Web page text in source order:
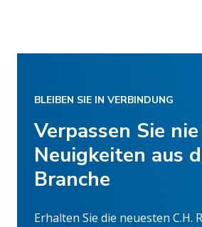
BLEIBEN SIE IN VERBINDUNG
Verpassen Sie
Neuigkeiten aus
Branche
Erhalten Sie die neuesten C.H.